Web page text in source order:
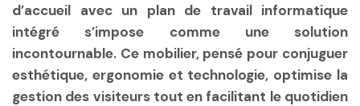
d’accueil avec un plan de travail informatique
intégré s’impose comme une solution
incontournable. Ce mobilier, pensé pour conjuguer
esthétique, ergonomie et technologie, optimise la
gestion des visiteurs tout en facilitant le quotidien